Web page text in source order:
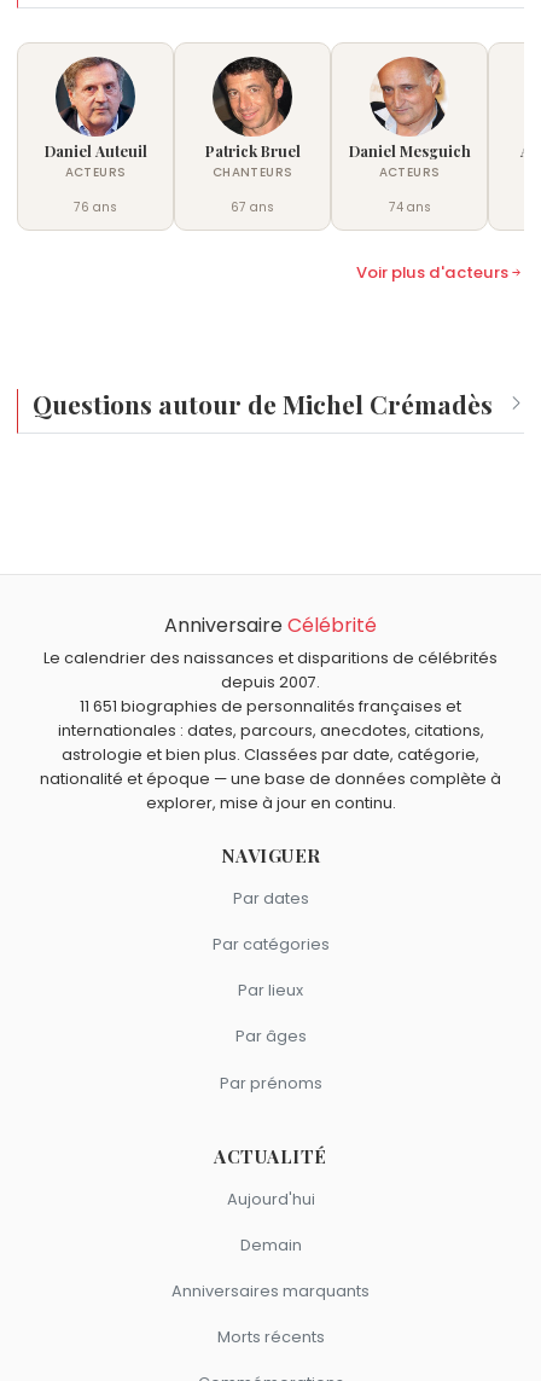
Daniel Auteuil
ACTEURS
76 ans
Patrick Bruel
CHANTEURS
67 ans
Daniel Mesguich
ACTEURS
74 ans
Voir plus d'acteurs
Questions autour de Michel Crémadès
Dominique Pinon,Brigitte Lahaie
RobinetPierre Blaisesont nés en 1955.
Quels acteurs français sont du signe Bélier comme
Michel Crémadès ?
Jean-Paul Belmondo Jean-Pierre Marielle Michel Blanc
Kad MeradetJosiane Balaskosont du signe Bélier.
AnniversaireCélébrité
Le calendrier des naissances et disparitions de célébrités
depuis 2007.
11 651 biographies de personnalités françaises et
internationales : dates, parcours, anecdotes, citations,
astrologie et bien plus. Classées par date, catégorie,
nationalité et époque — une base de données complète à
explorer, mise à jour en continu.
NAVIGUER
Par dates
Par catégories
Par lieux
Par âges
Par prénoms
ACTUALITÉ
Aujourd'hui
Demain
Anniversaires marquants
Morts récents